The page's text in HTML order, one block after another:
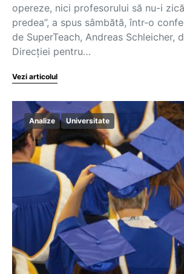
opereze, nici profesorului să nu-i
predea”, a spus sâmbătă, într-o
de SuperTeach, Andreas Schleicher,
Direcției pentru…
Vezi articolul
Analize Universitate